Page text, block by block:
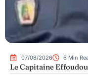
07/08/2026 6 Min
Le Capitaine